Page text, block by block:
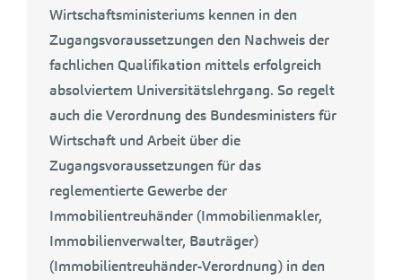
Wirtschaftsministeriums kennen in den
Zugangsvoraussetzungen den Nachweis der
fachlichen Qualifikation mittels erfolgreich
absolviertem Universitätslehrgang. So regelt
auch die Verordnung des Bundesministers für
Wirtschaft und Arbeit über die
Zugangsvoraussetzungen für das
reglementierte Gewerbe der
Immobilientreuhänder (Immobilienmakler,
Immobilienverwalter, Bauträger)
(Immobilientreuhänder-Verordnung) in den